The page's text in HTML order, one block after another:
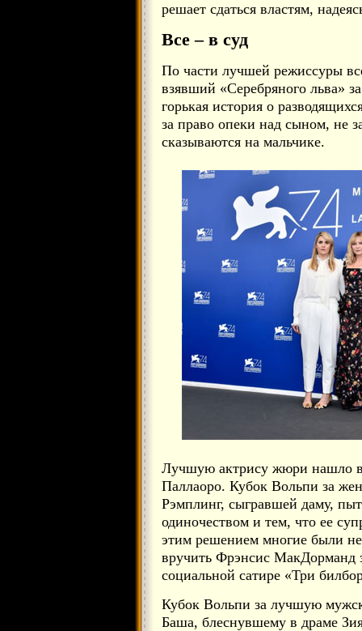
решает сдаться властям,
Все – в суд
По части лучшей режиссуры
взявший «Серебряного льва»
горькая история о
за право опеки над сыном, не
сказываются на мальчике.
Лучшую актрису жюри нашло
Паллаоро. Кубок Вольпи за
Рэмплинг, сыгравшей даму,
одиночеством и тем, что ее
этим решением многие были
вручить Фрэнсис МакДорманд
социальной сатире «Три
Кубок Вольпи за лучшую
Баша, блеснувшему в драме